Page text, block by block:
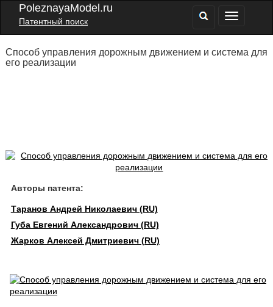
PoleznayaModel.ru
Патентный поиск
Способ управления дорожным движением и система для
его реализации
Авторы патента:
Таранов Андрей Николаевич (RU)
Губа Евгений Александрович (RU)
Жарков Алексей Дмитриевич (RU)